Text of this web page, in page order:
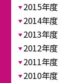
2015年度
2014年度
2013年度
2012年度
2011年度
2010年度